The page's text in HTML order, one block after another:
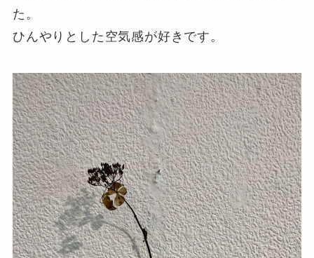
た。
ひんやりとした空気感が好きです。